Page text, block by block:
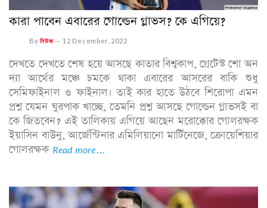
কারা পাবেন এবারের গোল্ডেন গ্লাভস? কে এগিয়ে?
Byনিউজ -- 12 December, 2022
দেখতে দেখতে শেষ হয়ে আসছে কাতার বিশ্বকাপ, গ্রেটেস্ট শো অন
দ্যা আর্থের মঞ্চে চমকে থাকা এবারের আসরের বাকি শুধু
সেমিফাইনাল ও ফাইনাল। তাই কার হাতে উঠবে শিরোপা এমন
প্রশ্ন যেমন ঘুরপাক খাচ্ছে, তেমনি প্রশ্ন আসছে গোল্ডেন গ্লাভসই বা
কে জিতবেন? এই তালিকায় এগিয়ে আছেন মরোক্কোর গোলরক্ষক
ইয়াসিন বাউনু, আর্জেন্টিনার এমিলিয়ানো মার্টিনেজে, ক্রোয়েশিয়ার
গোলরক্ষক Read more...